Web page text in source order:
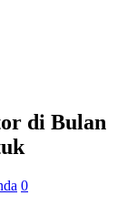
di Bulan
0